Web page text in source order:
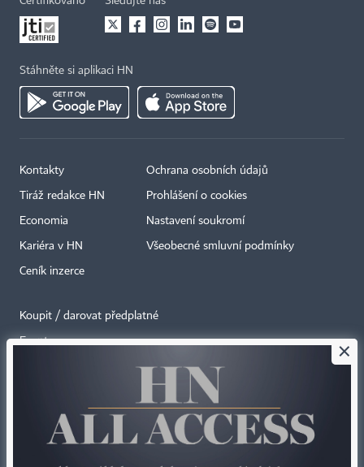
Stáhněte si aplikaci HN
Kontakty
Tiráž redakce HN
Economia
Kariéra v HN
Ceník inzerce
Ochrana osobních údajů
Prohlášení o cookies
Nastavení soukromí
Všeobecné smluvní podmínky
Koupit / darovat předplatné
Eventy ×